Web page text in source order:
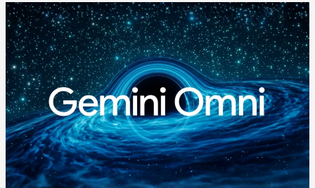
Exploração
Política
no
Brasil,
o
Papel
da
IA
e
o
Futuro
das